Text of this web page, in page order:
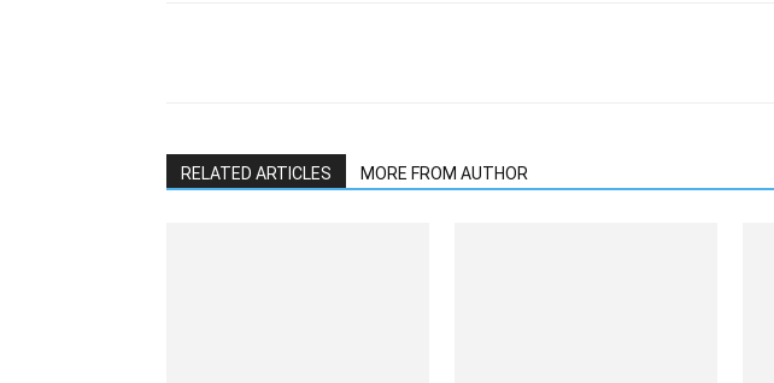
RELATED ARTICLES MORE FROM AUTHOR